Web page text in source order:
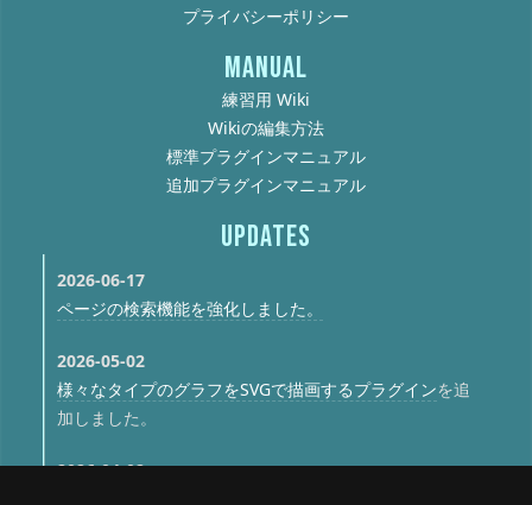
プライバシーポリシー
MANUAL
練習用 Wiki
Wikiの編集方法
標準プラグインマニュアル
追加プラグインマニュアル
UPDATES
2026-06-17
ページの検索機能を強化しました。
2026-05-02
様々なタイプのグラフをSVGで描画するプラグインを追
加しました。
2026-04-02